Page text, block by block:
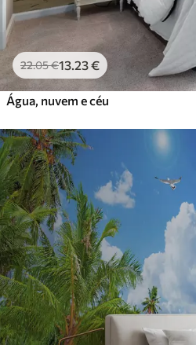
22.05€13.23€
Água, nuvem e céu